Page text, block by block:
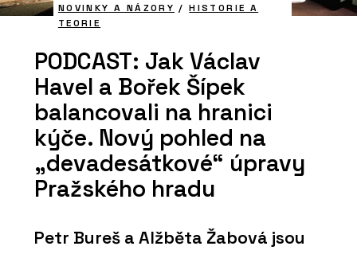
NOVINKY A NÁZORY /HISTORIE A
TEORIE
PODCAST: Jak Václav
Havel a Bořek Šípek
balancovali na hranici
kýče. Nový pohled na
„devadesátkové“ úpravy
Pražského hradu
Petr Bureš a Alžběta Žabová jsou